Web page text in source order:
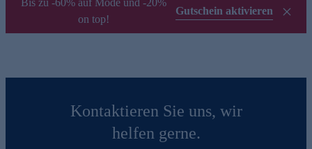
Bis zu -60% auf Mode und -20%
on top!
Gutschein aktivieren
Kontaktieren Sie uns, wir
helfen gerne.